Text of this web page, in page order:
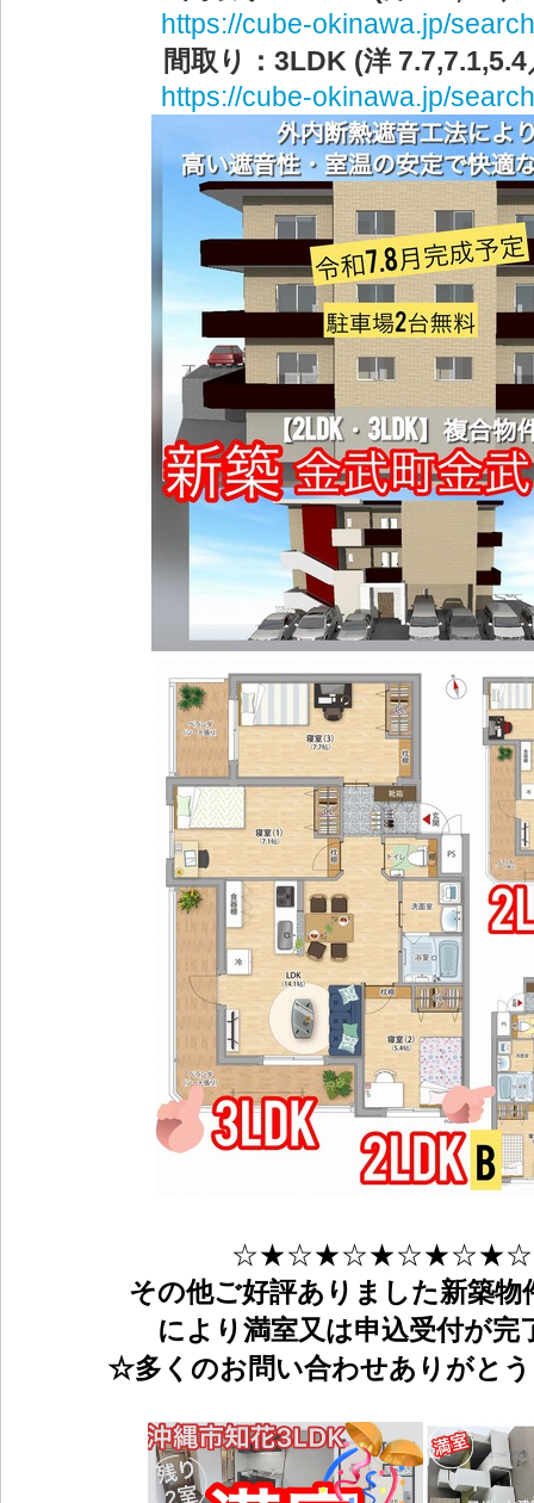
https://cube-okinawa.jp/
間取り：3LDK (洋
https://cube-okinawa.jp/
その他ご好評ありました新築物
により満室又は申込受付が完
☆多くのお問い合わせありがと